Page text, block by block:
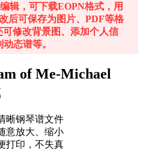
辑，可下载EOPN格式，用
后可保存为图片、PDF等格
修改背景图、添加个人信
态谱等。
of Me-Michael
晰钢琴谱文件
意放大、缩小
打印，不失真